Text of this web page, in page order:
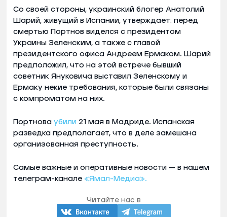
Со своей стороны, украинский блогер Анатолий
Шарий, живущий в Испании, утверждает: перед
смертью Портнов виделся с президентом
Украины Зеленским, а также с главой
президентского офиса Андреем Ермаком. Шарий
предположил, что на этой встрече бывший
советник Януковича выставил Зеленскому и
Ермаку некие требования, которые были связаны
с компроматом на них.
Портнова убили 21 мая в Мадриде. Испанская
разведка предполагает, что в деле замешана
организованная преступность.
Самые важные и оперативные новости — в нашем
телеграм-канале «Ямал-Медиа».
Читайте нас в